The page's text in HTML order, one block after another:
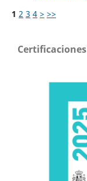
1 2 3 4 > >>
Certificaciones